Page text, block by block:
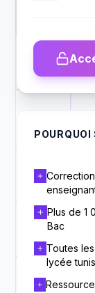
POURQUOI
Plus de 1
Bac
Toutes
lycée